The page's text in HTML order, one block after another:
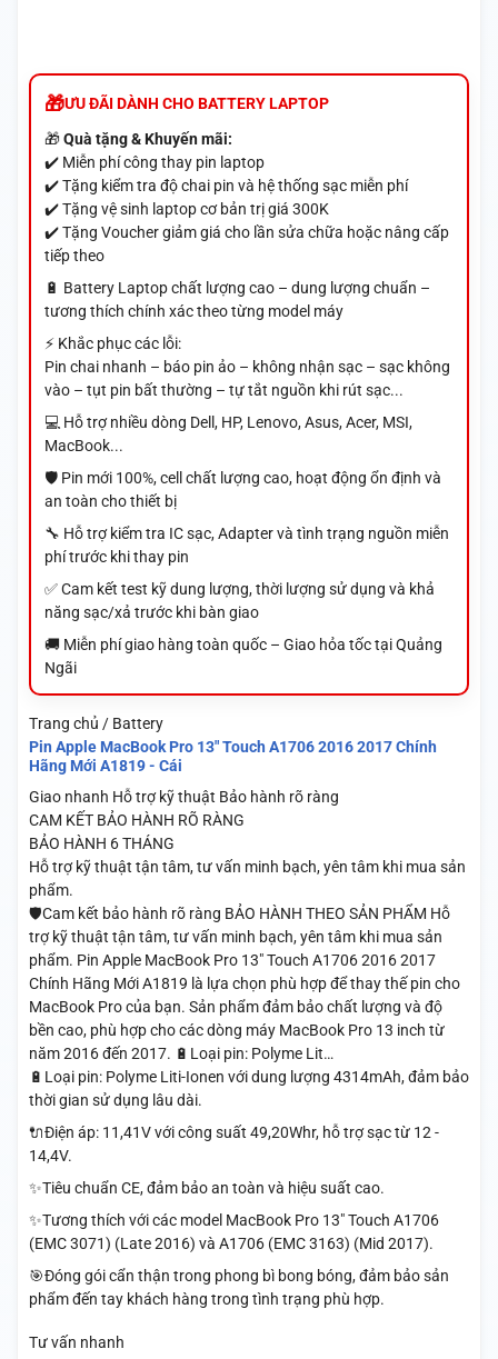
ƯU ĐÃI DÀNH CHO BATTERY LAPTOP
🎁Quà tặng & Khuyến mãi:
✔️ Miễn phí công thay pin laptop
✔️ Tặng kiểm tra độ chai pin và hệ thống sạc miễn phí
✔️ Tặng vệ sinh laptop cơ bản trị giá 300K
✔️ Tặng Voucher giảm giá cho lần sửa chữa hoặc nâng cấp
tiếp theo
🔋 Battery Laptop chất lượng cao – dung lượng chuẩn –
tương thích chính xác theo từng model máy
⚡ Khắc phục các lỗi:
Pin chai nhanh – báo pin ảo – không nhận sạc – sạc không
vào – tụt pin bất thường – tự tắt nguồn khi rút sạc...
💻 Hỗ trợ nhiều dòng Dell, HP, Lenovo, Asus, Acer, MSI,
MacBook...
🛡️ Pin mới 100%, cell chất lượng cao, hoạt động ổn định và
an toàn cho thiết bị
🔧 Hỗ trợ kiểm tra IC sạc, Adapter và tình trạng nguồn miễn
phí trước khi thay pin
✅ Cam kết test kỹ dung lượng, thời lượng sử dụng và khả
năng sạc/xả trước khi bàn giao
🚚 Miễn phí giao hàng toàn quốc – Giao hỏa tốc tại Quảng
Ngãi
Trang chủ / Battery
Pin Apple MacBook Pro 13" Touch A1706 2016 2017 Chính
Hãng Mới A1819 - Cái
Giao nhanh Hỗ trợ kỹ thuật Bảo hành rõ ràng
CAM KẾT BẢO HÀNH RÕ RÀNG
BẢO HÀNH 6 THÁNG
Hỗ trợ kỹ thuật tận tâm, tư vấn minh bạch, yên tâm khi mua sản
phẩm.
🛡️Cam kết bảo hành rõ ràng BẢO HÀNH THEO SẢN PHẨM Hỗ
trợ kỹ thuật tận tâm, tư vấn minh bạch, yên tâm khi mua sản
phẩm. Pin Apple MacBook Pro 13" Touch A1706 2016 2017
Chính Hãng Mới A1819 là lựa chọn phù hợp để thay thế pin cho
MacBook Pro của bạn. Sản phẩm đảm bảo chất lượng và độ
bền cao, phù hợp cho các dòng máy MacBook Pro 13 inch từ
năm 2016 đến 2017. 🔋Loại pin: Polyme Lit…
🔋Loại pin: Polyme Liti-Ionen với dung lượng 4314mAh, đảm bảo
thời gian sử dụng lâu dài.
🔌Điện áp: 11,41V với công suất 49,20Whr, hỗ trợ sạc từ 12 -
14,4V.
✨Tiêu chuẩn CE, đảm bảo an toàn và hiệu suất cao.
✨Tương thích với các model MacBook Pro 13" Touch A1706
(EMC 3071) (Late 2016) và A1706 (EMC 3163) (Mid 2017).
🎯Đóng gói cẩn thận trong phong bì bong bóng, đảm bảo sản
phẩm đến tay khách hàng trong tình trạng phù hợp.
Tư vấn nhanh